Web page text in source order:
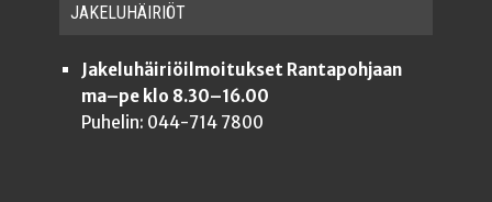
JAKE­LU­HÄI­RIÖT
Jakeluhäiriöilmoitukset Rantapohjaan
ma–pe klo 8.30–16.00
Puhelin: 044-714 7800